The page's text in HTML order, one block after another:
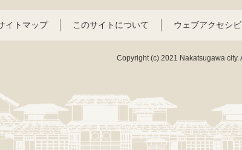
イトマップ このサイトについて ウェブアクセシ
Copyright (c) 2021 Nakatsugawa city.